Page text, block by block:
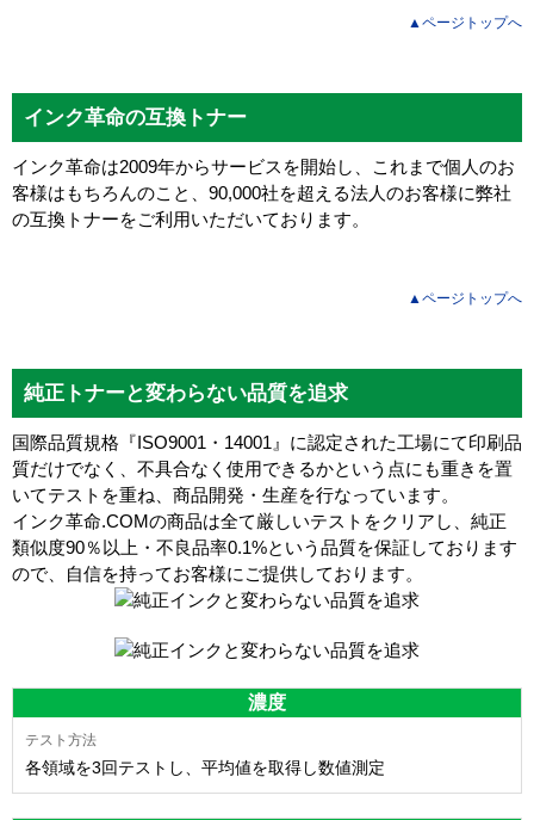
▲ページトップへ
インク革命の互換トナー
インク革命は2009年からサービスを開始し、これまで個人のお
客様はもちろんのこと、90,000社を超える法人のお客様に弊社
の互換トナーをご利用いただいております。
▲ページトップへ
純正トナーと変わらない品質を追求
国際品質規格『ISO9001・14001』に認定された工場にて印刷品
質だけでなく、不具合なく使用できるかという点にも重きを置
いてテストを重ね、商品開発・生産を行なっています。
インク革命.COMの商品は全て厳しいテストをクリアし、 純正
類似度90％以上・不良品率0.1%という品質を保証しております
ので、自信を持ってお客様にご提供しております。
濃度
各領域を3回テストし、平均値を取得し数値測定